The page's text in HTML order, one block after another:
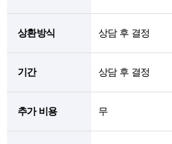
상환방식 상담 후 결정
기간 상담 후 결정
추가 비용 무